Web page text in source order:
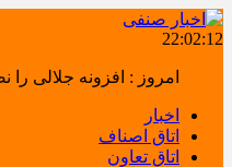
22:02:13
امروز : افزونه جلالی را
اخبار
اتاق اصناف
اتاق تعاون